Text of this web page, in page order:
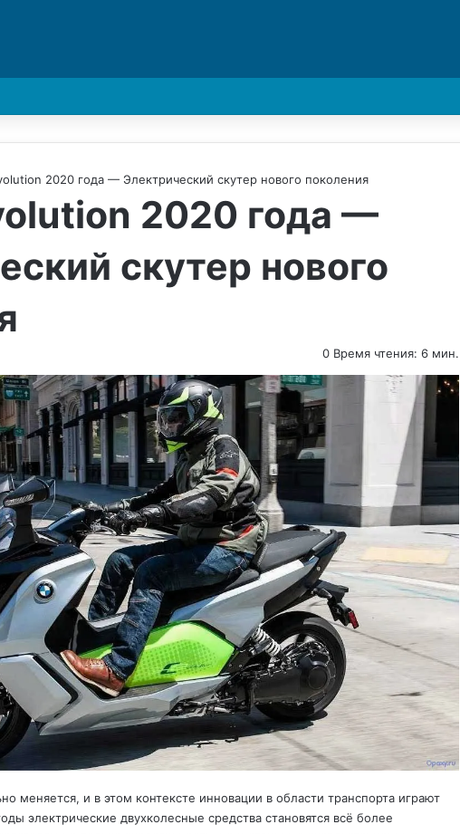
2020 года — Электрический скутер нового поколения
2020 года —
скутер нового
0 Время чтения: 6 мин.
меняется, и в этом контексте инновации в области транспорта играют
электрические двухколесные средства становятся всё более